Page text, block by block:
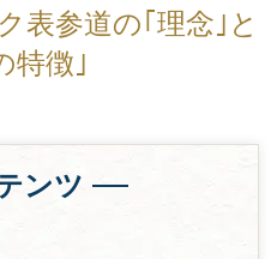
表参道の｢理念｣と
特徴｣
ンツ